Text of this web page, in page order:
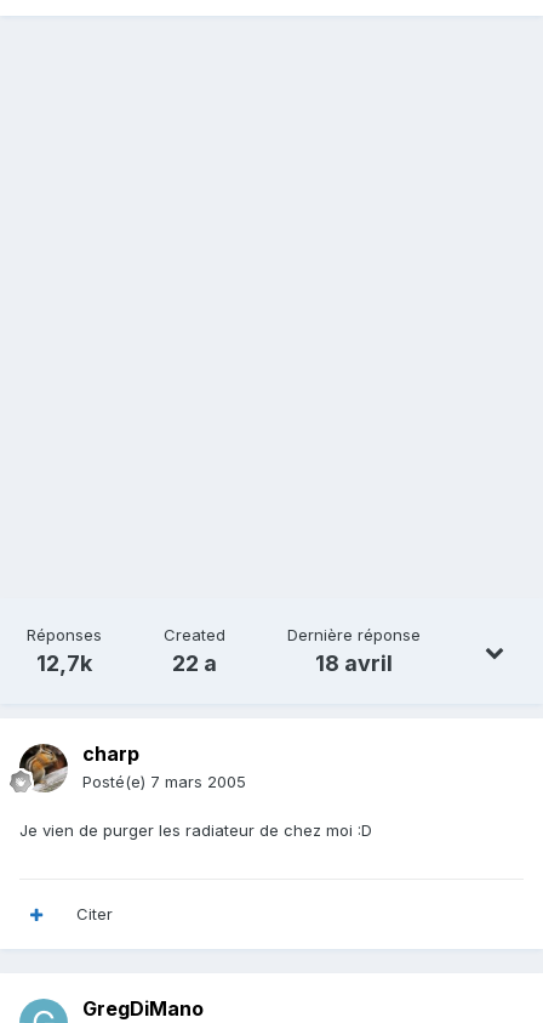
Réponses
12,7k
Created
22 a
Dernière réponse
18 avril
charp
Posté(e) 7 mars 2005
Je vien de purger les radiateur de chez moi :D
Citer
GregDiMano